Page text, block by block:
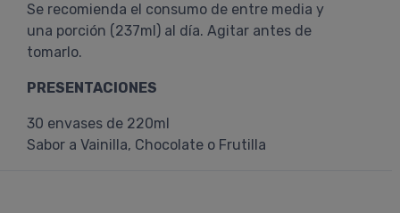
Se recomienda el consumo de entre media y
una porción (237ml) al día. Agitar antes de
tomarlo.
PRESENTACIONES
30 envases de 220ml
Sabor a Vainilla, Chocolate o Frutilla